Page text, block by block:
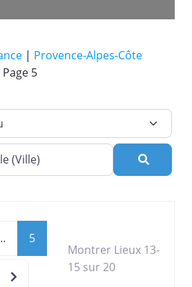
| Provence-Alpes-Côte
Page 5
5
Older posts
Montrer Lieux 13-
15 sur 20